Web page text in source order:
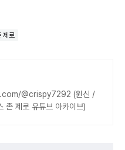
제로
@crispy7292 (원신 /
존 제로 유튜브 아카이브)